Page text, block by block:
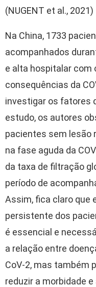
(NUGENT et al., 2021)
Na China, 1733
acompanhados
e alta hospitalar com
consequências da
investigar os fatores
estudo, os autores
pacientes sem lesão
na fase aguda da
da taxa de filtração
período de
Assim, fica claro que
persistente dos
é essencial e
a relação entre
CoV-2, mas também
reduzir a morbidade